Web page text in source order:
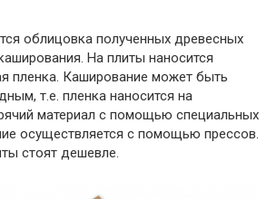
облицовка полученных древесных
На плиты наносится
пленка. Каширование может быть
т.е. пленка наносится на
материал с помощью специальных
осуществляется с помощью прессов.
стоят дешевле.